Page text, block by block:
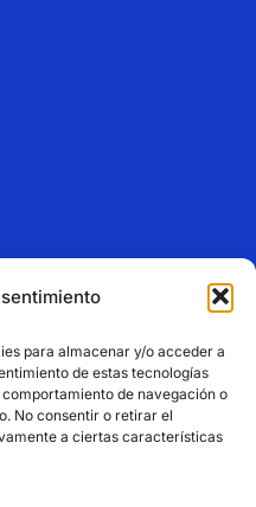
para almacenar y/o acceder a
de estas tecnologías
de navegación o
No consentir o retirar el
a ciertas características
recibir noticias y